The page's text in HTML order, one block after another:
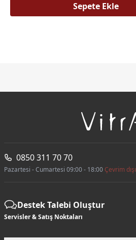
Sepete Ekle
0850 311 70 70
Pazartesi - Cumartesi 09:00 - 18:00Çevrim dışı
Destek Talebi Oluştur
Servisler & Satış Noktaları